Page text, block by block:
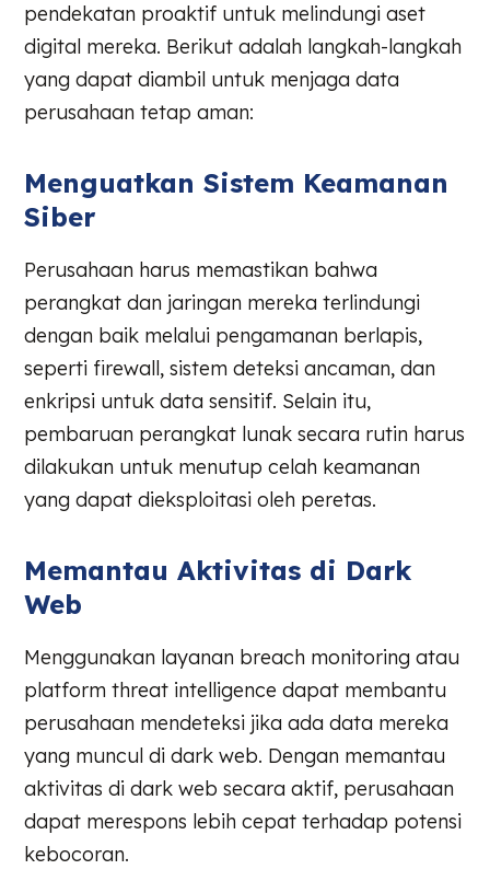
pendekatan proaktif untuk melindungi aset
digital mereka. Berikut adalah langkah-langkah
yang dapat diambil untuk menjaga data
perusahaan tetap aman:
Menguatkan Sistem Keamanan
Siber
Perusahaan harus memastikan bahwa
perangkat dan jaringan mereka terlindungi
dengan baik melalui pengamanan berlapis,
seperti firewall, sistem deteksi ancaman, dan
enkripsi untuk data sensitif. Selain itu,
pembaruan perangkat lunak secara rutin harus
dilakukan untuk menutup celah keamanan
yang dapat dieksploitasi oleh peretas.
Memantau Aktivitas di Dark
Web
Menggunakan layanan breach monitoring atau
platform threat intelligence dapat membantu
perusahaan mendeteksi jika ada data mereka
yang muncul di dark web. Dengan memantau
aktivitas di dark web secara aktif, perusahaan
dapat merespons lebih cepat terhadap potensi
kebocoran.